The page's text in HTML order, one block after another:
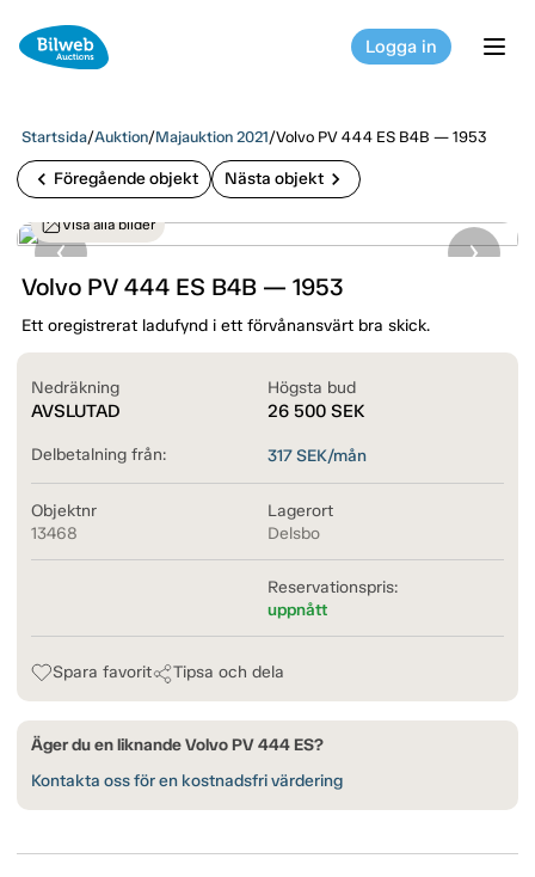
Logga in
Startsida/Auktion/Majauktion 2021/Volvo PV 444 ES B4B — 1953
chevron_left Föregående objekt Nästa objekt chevron_right
Visa alla bilder
Volvo PV 444 ES B4B — 1953
Ett oregistrerat ladufynd i ett förvånansvärt bra skick.
Nedräkning
AVSLUTAD
Högsta bud
26 500 SEK
Delbetalning från: 317SEK/mån
Objektnr
13468
Lagerort
Delsbo
Reservationspris:
uppnått
Spara favorit Tipsa och dela
Äger du en liknande Volvo PV 444 ES?
Kontakta oss för en kostnadsfri värdering